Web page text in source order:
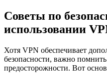
Советы по
использовании
Хотя VPN обеспечивает
безопасности, важно
предосторожности. Вот